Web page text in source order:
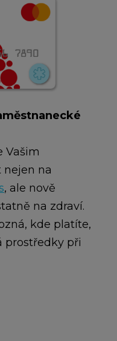
Vašim
na
, ale nově
na zdraví.
kde platíte,
prostředky při